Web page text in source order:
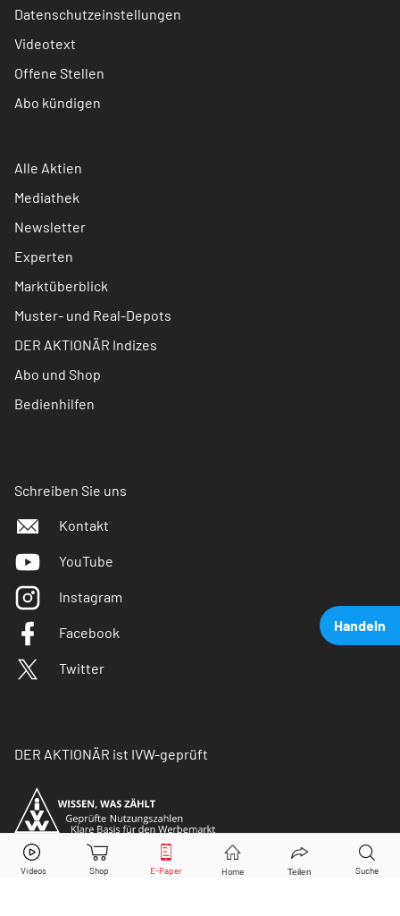
Handeln
Airbus Aktie jetzt handeln?
Datenschutzeinstellungen
Videotext
Offene Stellen
Abo kündigen
Alle Aktien
Mediathek
Newsletter
Experten
Marktüberblick
Muster- und Real-Depots
DER AKTIONÄR Indizes
Abo und Shop
Bedienhilfen
Schreiben Sie uns
Kontakt
YouTube
Instagram
Facebook
Twitter
DER AKTIONÄR ist IVW-geprüft